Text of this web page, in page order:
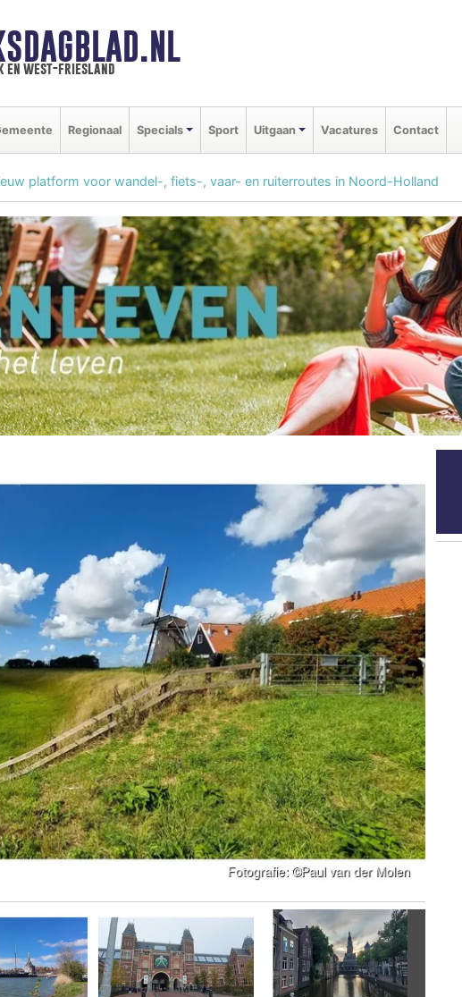
en west-friesland
Regionaal Specials Sport Uitgaan Vacatures Contact
platform voor wandel-, fiets-, vaar- en ruiterroutes in Noord-Holland